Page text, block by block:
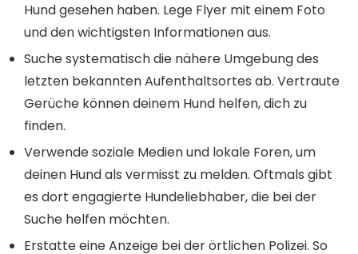
Hund gesehen haben. Lege Flyer mit einem Foto
und den wichtigsten Informationen aus.
Suche systematisch die nähere Umgebung des
letzten bekannten Aufenthaltsortes ab. Vertraute
Gerüche können deinem Hund helfen, dich zu
finden.
Verwende soziale Medien und lokale Foren, um
deinen Hund als vermisst zu melden. Oftmals gibt
es dort engagierte Hundeliebhaber, die bei der
Suche helfen möchten.
Erstatte eine Anzeige bei der örtlichen Polizei. So